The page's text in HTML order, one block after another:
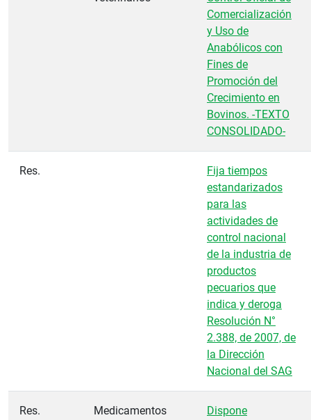
Comercialización
y Uso de
Anabólicos con
Fines de
Promoción del
Crecimiento en
Bovinos. -TEXTO
CONSOLIDADO-
Res.
Fija tiempos
estandarizados
para las
actividades de
control nacional
de la industria de
productos
pecuarios que
indica y deroga
Resolución N°
2.388, de 2007, de
la Dirección
Nacional del SAG
Res.
Medicamentos
Dispone